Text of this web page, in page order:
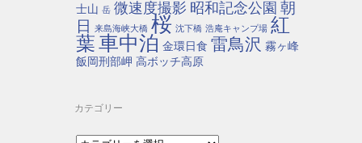
士山 岳 微速度撮影 昭和記念公園 朝
日
来島海峡大橋 桜 沈下橋 浩庵キャンプ場 紅
葉車中泊 金環日食 雷鳥沢 霧ヶ峰
飯岡刑部岬 高ボッチ高原
カテゴリー
カ